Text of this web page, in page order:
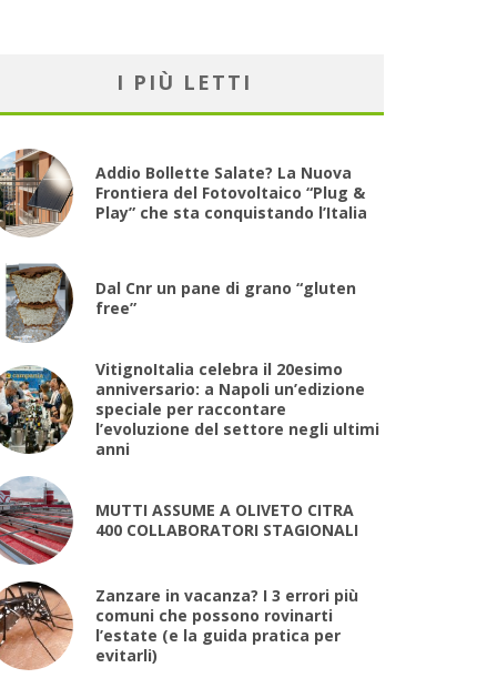
I PIÙ LETTI
Addio Bollette Salate? La Nuova
Frontiera del Fotovoltaico “Plug &
Play” che sta conquistando l’Italia
Dal Cnr un pane di grano “gluten
free”
VitignoItalia celebra il 20esimo
anniversario: a Napoli un’edizione
speciale per raccontare
l’evoluzione del settore negli ultimi
anni
MUTTI ASSUME A OLIVETO CITRA
400 COLLABORATORI STAGIONALI
Zanzare in vacanza? I 3 errori più
comuni che possono rovinarti
l’estate (e la guida pratica per
evitarli)